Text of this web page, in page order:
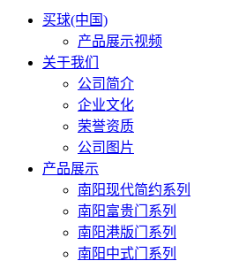
买球(中国)
产品展示视频
关于我们
公司简介
企业文化
荣誉资质
公司图片
产品展示
南阳现代简约系列
南阳富贵门系列
南阳港版门系列
南阳中式门系列